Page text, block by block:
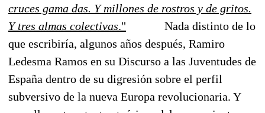
cruces gama das. Y millones de rostros y de gritos.
Y tres almas colectivas."
Nada distinto de lo
que escribiría, algunos años después, Ramiro
Ledesma Ramos en su Discurso a las Juventudes de
España dentro de su digresión sobre el perfil
subversivo de la nueva Europa revolucionaria. Y